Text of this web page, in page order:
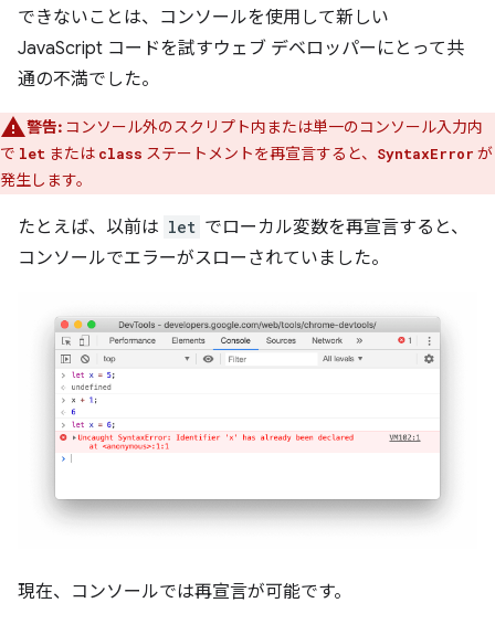
できないことは、コンソールを使用して新しい
JavaScript コードを試すウェブ デベロッパーにとって共
通の不満でした。
警告: コンソール外のスクリプト内または単一のコンソール入力内
で let または class ステートメントを再宣言すると、 SyntaxError が
発生します。
たとえば、以前は let でローカル変数を再宣言すると、
コンソールでエラーがスローされていました。
現在、コンソールでは再宣言が可能です。